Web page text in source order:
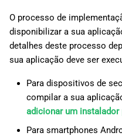
O processo de
disponibilizar a sua
detalhes deste processo
sua aplicação deve ser
Para dispositivos de
compilar a sua
adicionar um instalador
Para smartphones